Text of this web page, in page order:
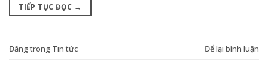
TIẾP TỤC ĐỌC →
Đăng trong Tin tức Để lại bình luận